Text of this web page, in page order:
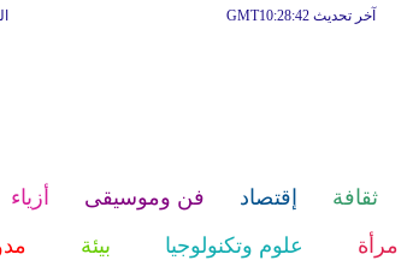
آخر تحديث GMT10:28:42
ثقافة إقتصاد فن وموسيقى أزياء
مرأة علوم وتكنولوجيا بيئة